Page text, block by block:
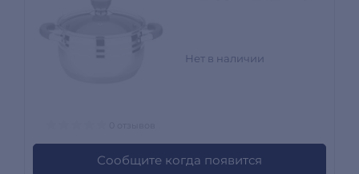
Нет в наличии
Сообщите когда появится